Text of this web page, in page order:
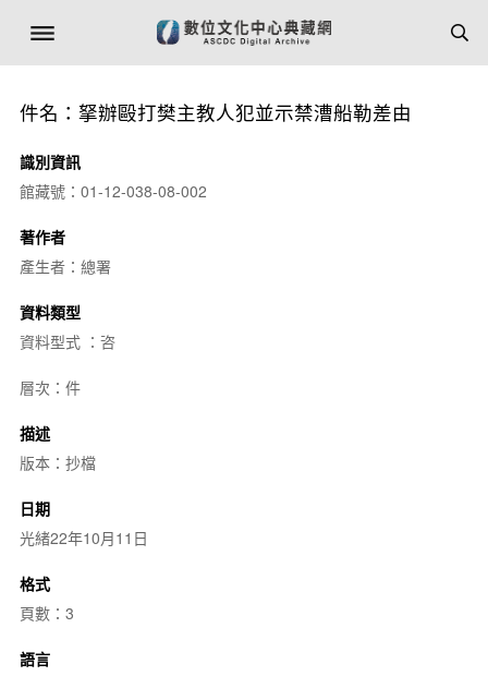
件名：拏辦毆打樊主教人犯並示禁漕船勒差由
識別資訊
館藏號：01-12-038-08-002
著作者
產生者：總署
資料類型
資料型式 ：咨
層次：件
描述
版本：抄檔
日期
光緒22年10月11日
格式
頁數：3
語言